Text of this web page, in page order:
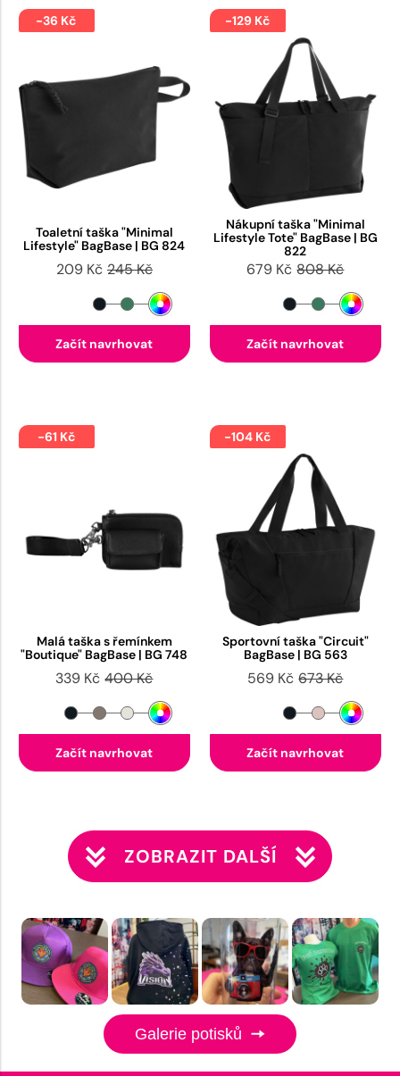
-36 Kč
Toaletní taška "Minimal
Lifestyle" BagBase | BG 824
209 Kč 245 Kč
Začít navrhovat
-129 Kč
Nákupní taška "Minimal
Lifestyle Tote" BagBase | BG
822
679 Kč 808 Kč
Začít navrhovat
-61 Kč
Malá taška s řemínkem
"Boutique" BagBase | BG 748
339 Kč 400 Kč
Začít navrhovat
-104 Kč
Sportovní taška "Circuit"
BagBase | BG 563
569 Kč 673 Kč
Začít navrhovat
ZOBRAZIT DALŠÍ
Galerie potisků